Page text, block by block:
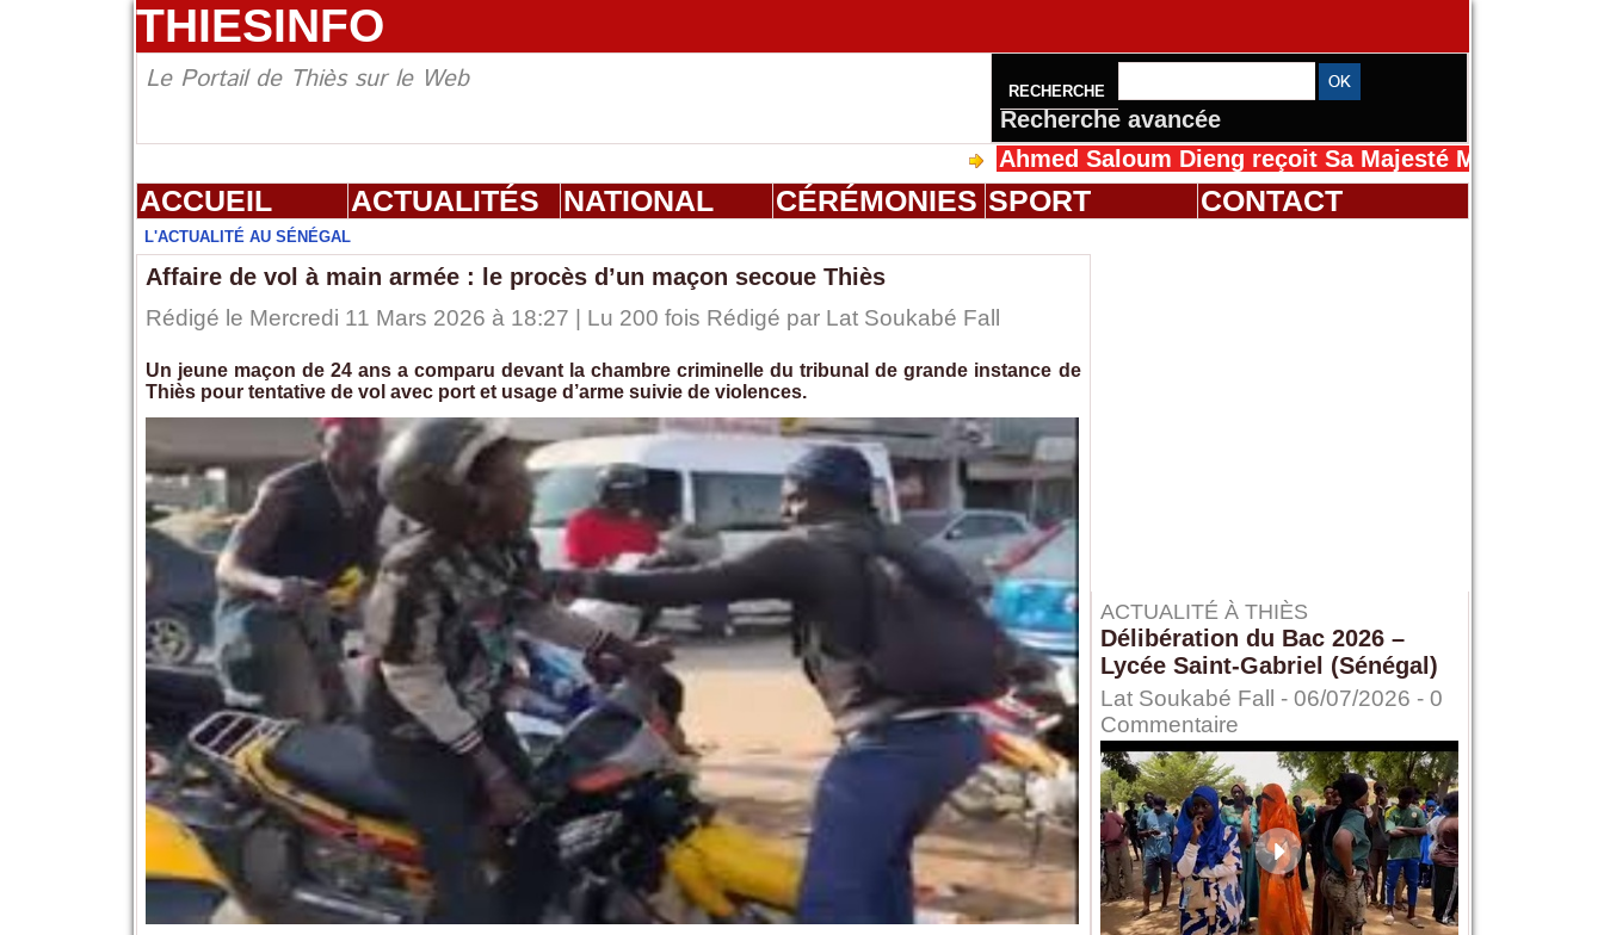
THIESINFO
Le Portail de Thiès sur le Web RECHERCHE
Recherche avancée
Ahmed Saloum Dieng reçoit Sa Majesté Mansah Cissé au
ACCUEIL ACTUALITÉS NATIONAL CÉRÉMONIES SPORT CONTACT
L'ACTUALITÉ AU SÉNÉGAL
Affaire de vol à main armée : le procès d’un maçon secoue Thiès
Rédigé le Mercredi 11 Mars 2026 à 18:27 | Lu 200 fois Rédigé par Lat Soukabé Fall
Un jeune maçon de 24 ans a comparu devant la chambre criminelle du tribunal de grande instance de
Thiès pour tentative de vol avec port et usage d’arme suivie de violences.
ACTUALITÉ À THIÈS
Délibération du Bac 2026 –
Lycée Saint-Gabriel (Sénégal)
Lat Soukabé Fall - 06/07/2026 - 0
Commentaire